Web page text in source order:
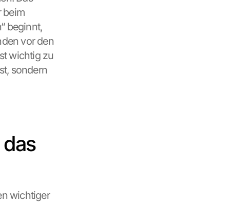
beim
beginnt,
vor den
wichtig zu
sondern
wichtiger